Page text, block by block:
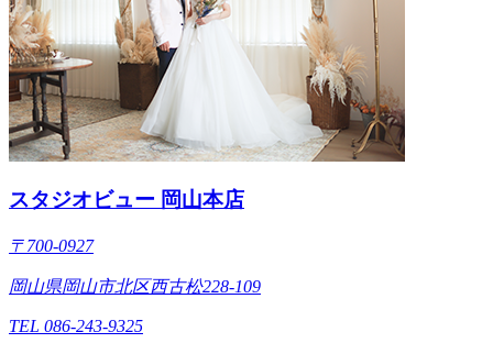
スタジオビュー 岡山本店
〒700-0927
岡山県岡山市北区西古松228-109
TEL 086-243-9325